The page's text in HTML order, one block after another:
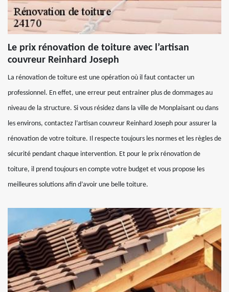
Le prix rénovation de toiture avec l’artisan
couvreur Reinhard Joseph
La rénovation de toiture est une opération où il faut contacter un
professionnel. En effet, une erreur peut entrainer plus de dommages au
niveau de la structure. Si vous résidez dans la ville de Monplaisant ou dans
les environs, contactez l’artisan couvreur Reinhard Joseph pour assurer la
rénovation de votre toiture. Il respecte toujours les normes et les règles de
sécurité pendant chaque intervention. Et pour le prix rénovation de
toiture, il prend toujours en compte votre budget et vous propose les
meilleures solutions afin d’avoir une belle toiture.